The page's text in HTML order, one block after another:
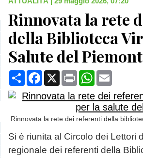
Rinnovata la rete
della Biblioteca
Salute del
CondividiFacebook
X Print WhatsApp
Rinnovata la rete dei referenti della
Si è riunita al Circolo dei Lettori
regionale dei referenti della